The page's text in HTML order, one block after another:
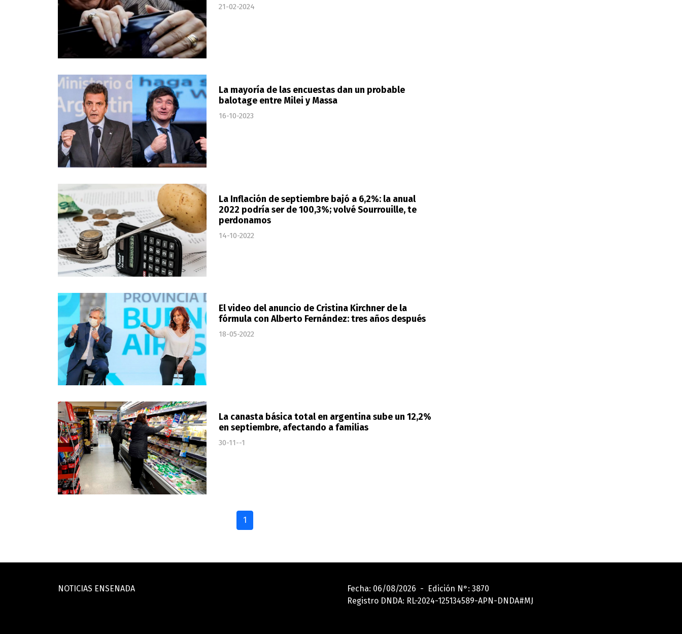
21-02-2024
La mayoría de las encuestas dan un probable
balotage entre Milei y Massa
16-10-2023
La Inflación de septiembre bajó a 6,2%: la anual
2022 podría ser de 100,3%; volvé Sourrouille, te
perdonamos
14-10-2022
El video del anuncio de Cristina Kirchner de la
fórmula con Alberto Fernández: tres años después
18-05-2022
La canasta básica total en argentina sube un 12,2%
en septiembre, afectando a familias
30-11--1
1
NOTICIAS ENSENADA
Fecha: 06/08/2026 - Edición N°: 3870
Registro DNDA: RL-2024-125134589-APN-DNDA#MJ